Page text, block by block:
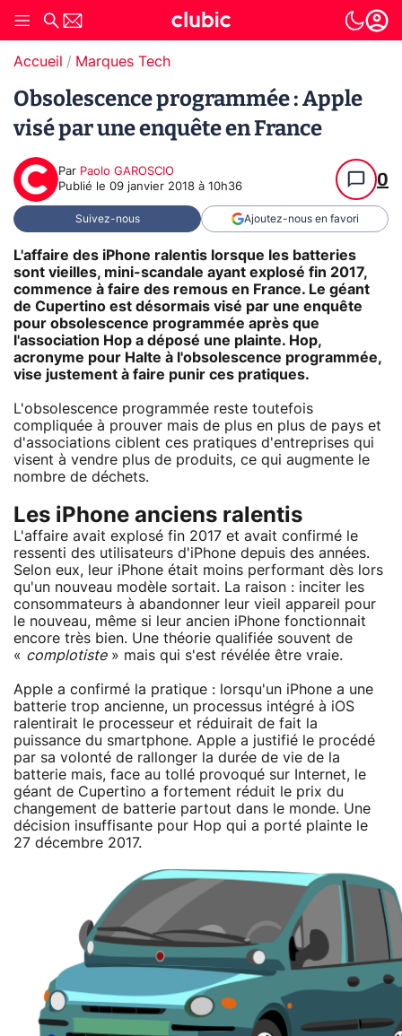
Accueil Marques Tech
Obsolescence programmée : Apple
visé par une enquête en France
Par Paolo GAROSCIO
Publié le 09 janvier 2018 à 10h36 0
Suivez-nous Ajoutez-nous en favori
L'affaire des iPhone ralentis lorsque les batteries
sont vieilles, mini-scandale ayant explosé fin 2017,
commence à faire des remous en France. Le géant
de Cupertino est désormais visé par une enquête
pour obsolescence programmée après que
l'association Hop a déposé une plainte. Hop,
acronyme pour Halte à l'obsolescence programmée,
vise justement à faire punir ces pratiques.
L'obsolescence programmée reste toutefois
compliquée à prouver mais de plus en plus de pays et
d'associations ciblent ces pratiques d'entreprises qui
visent à vendre plus de produits, ce qui augmente le
nombre de déchets.
Les iPhone anciens ralentis
L'affaire avait explosé fin 2017 et avait confirmé le
ressenti des utilisateurs d'iPhone depuis des années.
Selon eux, leur iPhone était moins performant dès lors
qu'un nouveau modèle sortait. La raison : inciter les
consommateurs à abandonner leur vieil appareil pour
le nouveau, même si leur ancien iPhone fonctionnait
encore très bien. Une théorie qualifiée souvent de
« complotiste» mais qui s'est révélée être vraie.
Apple a confirmé la pratique : lorsqu'un iPhone a une
batterie trop ancienne, un processus intégré à iOS
ralentirait le processeur et réduirait de fait la
puissance du smartphone. Apple a justifié le procédé
par sa volonté de rallonger la durée de vie de la
batterie mais, face au tollé provoqué sur Internet, le
géant de Cupertino a fortement réduit le prix du
changement de batterie partout dans le monde. Une
décision insuffisante pour Hop qui a porté plainte le
27 décembre 2017.